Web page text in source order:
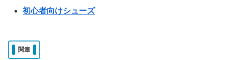
初心者向けシューズ
関連